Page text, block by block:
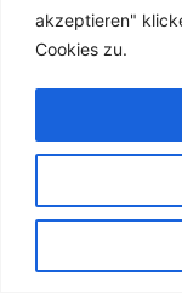
akzeptieren"
Cookies zu.